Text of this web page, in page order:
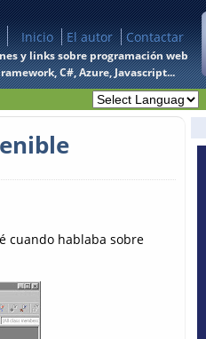
Inicio El autor Contactar
y links sobre programación web
C#, Azure, Javascript...
cuando hablaba sobre